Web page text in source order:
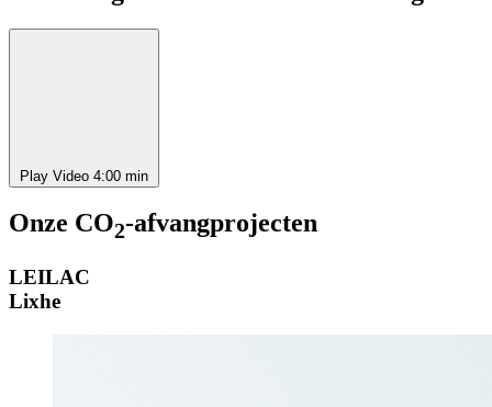
Play Video 4:00 min
Onze CO2-afvangprojecten
LEILAC
Lixhe